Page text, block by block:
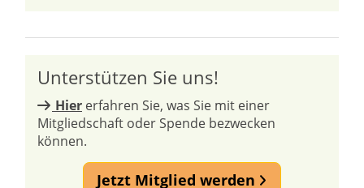
Unterstützen Sie uns!
Hier erfahren Sie, was Sie mit einer
Mitgliedschaft oder Spende bezwecken
können.
Jetzt Mitglied werden